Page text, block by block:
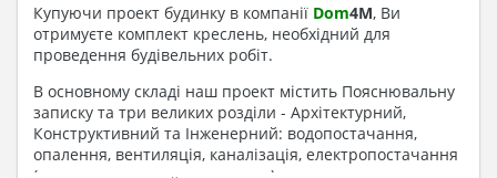
Купуючи проект будинку в компанії Dom4M, Ви
отримуєте комплект креслень, необхідний для
проведення будівельних робіт.
В основному складі наш проект містить Пояснювальну
записку та три великих розділи - Архітектурний,
Конструктивний та Інженерний: водопостачання,
опалення, вентиляція, каналізація, електропостачання